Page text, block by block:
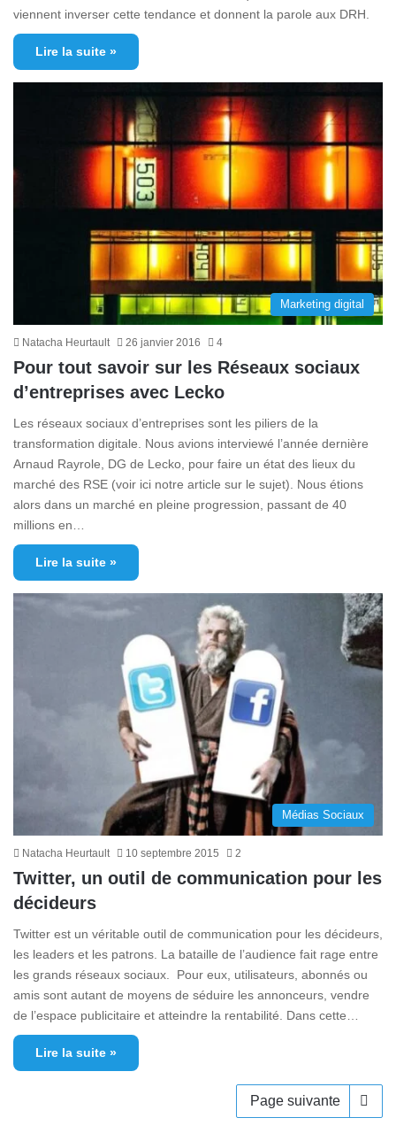
viennent inverser cette tendance et donnent la parole aux DRH.
Lire la suite »
Marketing digital
Natacha Heurtault 26 janvier 2016 4
Pour tout savoir sur les Réseaux sociaux
d’entreprises avec Lecko
Les réseaux sociaux d’entreprises sont les piliers de la
transformation digitale. Nous avions interviewé l’année dernière
Arnaud Rayrole, DG de Lecko, pour faire un état des lieux du
marché des RSE (voir ici notre article sur le sujet). Nous étions
alors dans un marché en pleine progression, passant de 40
millions en…
Lire la suite »
Médias Sociaux
Natacha Heurtault 10 septembre 2015 2
Twitter, un outil de communication pour les
décideurs
Twitter est un véritable outil de communication pour les décideurs,
les leaders et les patrons. La bataille de l’audience fait rage entre
les grands réseaux sociaux. Pour eux, utilisateurs, abonnés ou
amis sont autant de moyens de séduire les annonceurs, vendre
de l’espace publicitaire et atteindre la rentabilité. Dans cette…
Lire la suite »
Page suivante